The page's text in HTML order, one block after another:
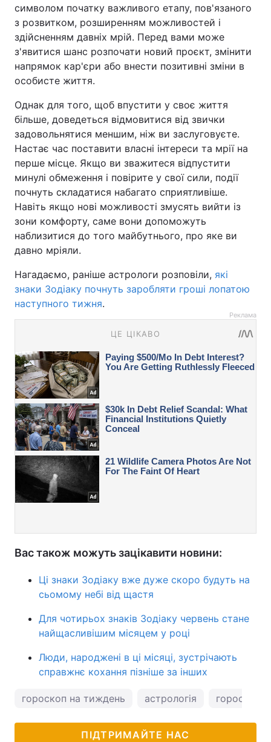
символом початку важливого етапу, пов'язаного
з розвитком, розширенням можливостей і
здійсненням давніх мрій. Перед вами може
з'явитися шанс розпочати новий проєкт, змінити
напрямок кар'єри або внести позитивні зміни в
особисте життя.
Однак для того, щоб впустити у своє життя
більше, доведеться відмовитися від звички
задовольнятися меншим, ніж ви заслуговуєте.
Настає час поставити власні інтереси та мрії на
перше місце. Якщо ви зважитеся відпустити
минулі обмеження і повірите у свої сили, події
почнуть складатися набагато сприятливіше.
Навіть якщо нові можливості змусять вийти із
зони комфорту, саме вони допоможуть
наблизитися до того майбутнього, про яке ви
давно мріяли.
Нагадаємо, раніше астрологи розповіли, які
знаки Зодіаку почнуть заробляти гроші лопатою
наступного тижня.
Реклама
Вас також можуть зацікавити новини:
Ці знаки Зодіаку вже дуже скоро будуть на
сьомому небі від щастя
Для чотирьох знаків Зодіаку червень стане
найщасливішим місяцем у році
Люди, народжені в ці місяці, зустрічають
справжнє кохання пізніше за інших
гороскоп на тиждень астрологія гороскоп
ПІДТРИМАЙТЕ НАС